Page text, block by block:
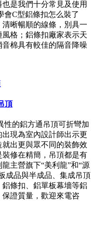
是我們十分常見及使用
會C型鋁條扣怎么裝了
晰暢順的線條，別具一
格；鋁條扣廠家表示天
棉具有較佳的隔音降噪
頂
性的鋁方通吊頂可折彎加
現為室內設計師出示更
出更與眾不同的裝飾效
修在精簡，吊頂都是有
主營旗下“美利龍”和“源
成品與半成品、集成吊頂
條扣、鋁單板幕墻等鋁
證質量，歡迎來電咨